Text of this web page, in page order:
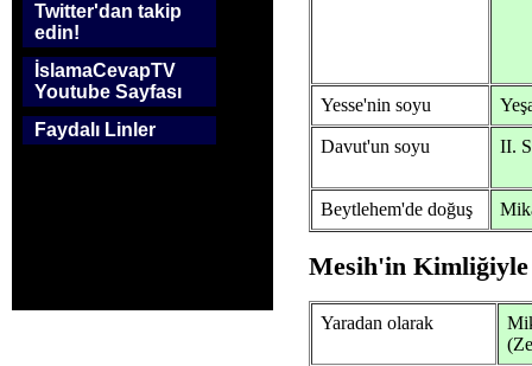
Twitter'dan takip
edin!
İslamaCevapTV
Youtube Sayfası
Faydalı Linler
Yesse'nin soyu
Davut'un soyu II.
Beytlehem'de doğuş
Mesih'in
Yaradan olarak